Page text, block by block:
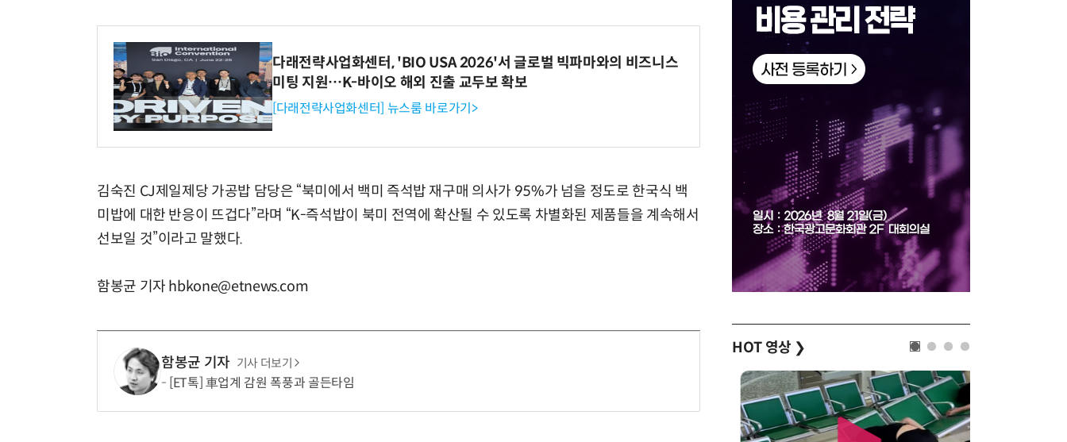
다래전략사업화센터, 'BIO USA 2026'서 글로벌 빅파마와의 비즈니스
미팅 지원…K-바이오 해외 진출 교두보 확보
[다래전략사업화센터] 뉴스룸 바로가기>
김숙진 CJ제일제당 가공밥 담당은 “북미에서 백미 즉석밥 재구매 의사가 95%가 넘을 정도로 한국식 백
미밥에 대한 반응이 뜨겁다”라며 “K-즉석밥이 북미 전역에 확산될 수 있도록 차별화된 제품들을 계속해서
선보일 것”이라고 말했다.
함봉균 기자 hbkone@etnews.com
함봉균 기자 기사 더보기
[ET톡] 車업계 감원 폭풍과 골든타임
HOT 영상 ❯